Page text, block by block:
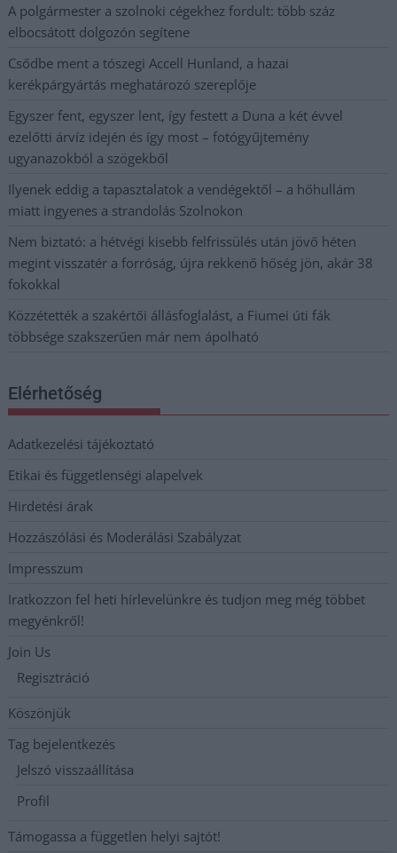
A polgármester a szolnoki cégekhez fordult: több száz
elbocsátott dolgozón segítene
Csődbe ment a tószegi Accell Hunland, a hazai
kerékpárgyártás meghatározó szereplője
Egyszer fent, egyszer lent, így festett a Duna a két évvel
ezelőtti árvíz idején és így most – fotógyűjtemény
ugyanazokból a szögekből
Ilyenek eddig a tapasztalatok a vendégektől – a hőhullám
miatt ingyenes a strandolás Szolnokon
Nem biztató: a hétvégi kisebb felfrissülés után jövő héten
megint visszatér a forróság, újra rekkenő hőség jön, akár 38
fokokkal
Közzétették a szakértői állásfoglalást, a Fiumei úti fák
többsége szakszerűen már nem ápolható
Elérhetőség
Adatkezelési tájékoztató
Etikai és függetlenségi alapelvek
Hirdetési árak
Hozzászólási és Moderálási Szabályzat
Impresszum
Iratkozzon fel heti hírlevelünkre és tudjon meg még többet
megyénkről!
Join Us
Regisztráció
Köszönjük
Tag bejelentkezés
Jelszó visszaállítása
Profil
Támogassa a független helyi sajtót!